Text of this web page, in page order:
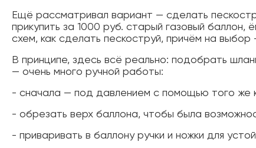
Ещё рассматривал вариант — сделать
прикупить за 1000 руб. старый газовый
схем, как сделать пескоструй, причём на
В принципе, здесь всё реально: подобрать
— очень много ручной работы:
- сначала — под давлением с помощью того же
- обрезать верх баллона, чтобы была
- приваривать в баллону ручки и ножки для